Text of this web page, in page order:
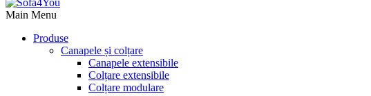
Main Menu
Produse
Canapele și colțare
Canapele extensibile
Colțare extensibile
Colțare modulare